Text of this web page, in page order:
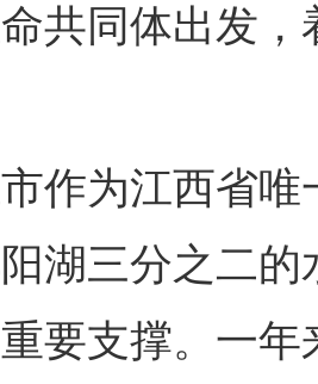
共同体出发
为江西省唯
湖三分之二
要支撑。一